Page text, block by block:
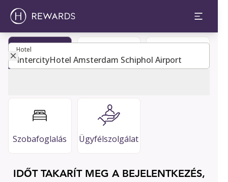
Hotel
Hotel
Szobafoglalás Ügyfélszolgálat
IDŐT TAKARÍT MEG A BEJELENTKEZÉS,